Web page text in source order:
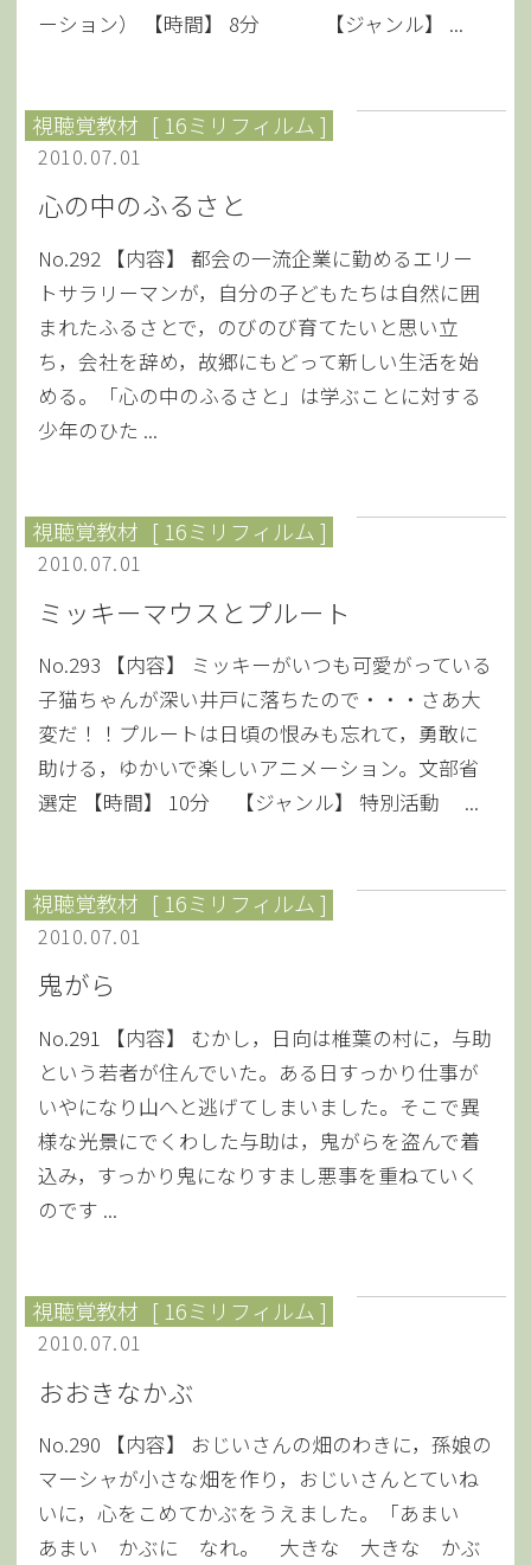
ーション） 【時間】 8分 【ジャンル】 ...
視聴覚教材 [ 16ミリフィルム ]
2010.07.01
心の中のふるさと
No.292 【内容】 都会の一流企業に勤めるエリー
トサラリーマンが，自分の子どもたちは自然に囲
まれたふるさとで，のびのび育てたいと思い立
ち，会社を辞め，故郷にもどって新しい生活を始
める。「心の中のふるさと」は学ぶことに対する
少年のひた ...
視聴覚教材 [ 16ミリフィルム ]
2010.07.01
ミッキーマウスとプルート
No.293 【内容】 ミッキーがいつも可愛がっている
子猫ちゃんが深い井戸に落ちたので・・・さあ大
変だ！！プルートは日頃の恨みも忘れて，勇敢に
助ける，ゆかいで楽しいアニメーション。文部省
選定 【時間】 10分 【ジャンル】 特別活動 ...
視聴覚教材 [ 16ミリフィルム ]
2010.07.01
鬼がら
No.291 【内容】 むかし，日向は椎葉の村に，与助
という若者が住んでいた。ある日すっかり仕事が
いやになり山へと逃げてしまいました。そこで異
様な光景にでくわした与助は，鬼がらを盗んで着
込み，すっかり鬼になりすまし悪事を重ねていく
のです ...
視聴覚教材 [ 16ミリフィルム ]
2010.07.01
おおきなかぶ
No.290 【内容】 おじいさんの畑のわきに，孫娘の
マーシャが小さな畑を作り，おじいさんとていね
いに，心をこめてかぶをうえました。「あまい
あまい かぶに なれ。 大きな 大きな かぶ